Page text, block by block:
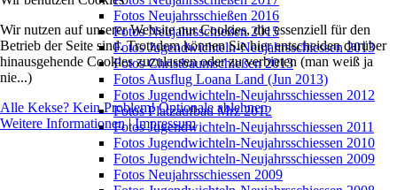
Fotos Neujahrsschießen 2016
Fotos Neujahrsschießen 2015
Fotos Jugendwichteln-Neujahrsschiessen 2013
Fotos Christbaumschießen 2013
Fotos Ausflug Loana Land (Jun 2013)
Fotos Jugendwichteln-Neujahrsschiessen 2012
Fotos Platzaufbau Mrz 2012
Fotos Jugendwichteln-Neujahrsschiessen 2011
Fotos Jugendwichteln-Neujahrsschiessen 2010
Fotos Jugendwichteln-Neujahrsschiessen 2009
Fotos Neujahrsschiessen 2009
Wir nutzen auf unserer Website nur Cookies, die essenziell für den
Betrieb der Seite sind. Trotzdem können Sie hier entscheiden darüber
hinausgehende Cookies zuzulassen oder zu verbieten (man weiß ja
nie...)
Alle Kekse? Kein Problem! Optionale ablehnen
Weitere Informationen|Impressum